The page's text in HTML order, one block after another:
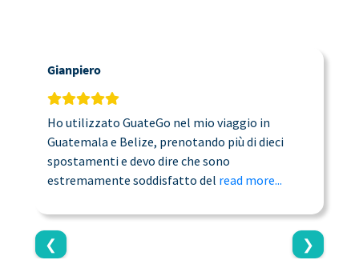
❮
Gianpiero
Ho utilizzato GuateGo nel mio viaggio in
Guatemala e Belize, prenotando più di dieci
spostamenti e devo dire che sono
estremamente soddisfatto del read more...
❯